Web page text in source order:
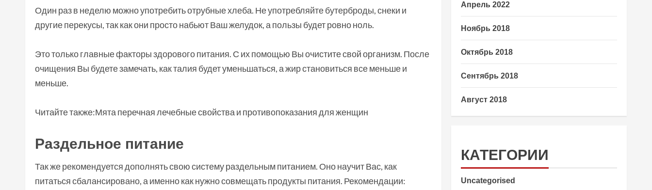
Один раз в неделю можно употребить отрубные хлеба. Не употребляйте бутерброды, снеки и
другие перекусы, так как они просто набьют Ваш желудок, а пользы будет ровно ноль.
Это только главные факторы здорового питания. С их помощью Вы очистите свой организм. После
очищения Вы будете замечать, как талия будет уменьшаться, а жир становиться все меньше и
меньше.
Читайте также:Мята перечная лечебные свойства и противопоказания для женщин
Раздельное питание
Так же рекомендуется дополнять свою систему раздельным питанием. Оно научит Вас, как
питаться сбалансировано, а именно как нужно совмещать продукты питания. Рекомендации:
Апрель 2022
Ноябрь 2018
Октябрь 2018
Сентябрь 2018
Август 2018
КАТЕГОРИИ
Uncategorised